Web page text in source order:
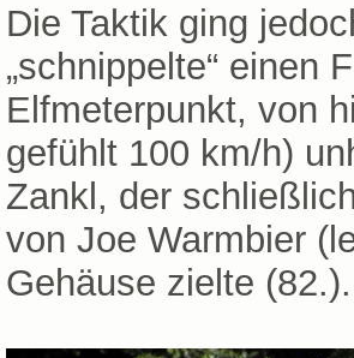
Die Taktik ging
„schnippelte“ einen
Elfmeterpunkt, von
gefühlt 100 km/h)
Zankl, der
von Joe Warmbier
Gehäuse zielte (82.).